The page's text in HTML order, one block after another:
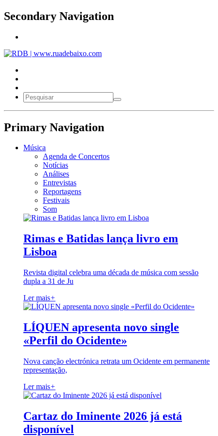
Secondary Navigation
Primary Navigation
Música
Agenda de Concertos
Notícias
Análises
Entrevistas
Reportagens
Festivais
Som
Rimas e Batidas lança livro em
Lisboa
Revista digital celebra uma década de música com sessão
dupla a 31 de Ju
Ler mais+
LÍQUEN apresenta novo single
«Perfil do Ocidente»
Nova canção electrónica retrata um Ocidente em permanente
representação,
Ler mais+
Cartaz do Iminente 2026 já está
disponível